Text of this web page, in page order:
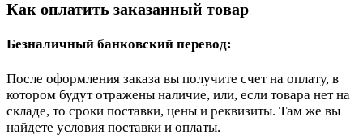
Как оплатить заказанный товар
Безналичный банковский перевод:
После оформления заказа вы получите счет на оплату, в
котором будут отражены наличие, или, если товара нет на
складе, то сроки поставки, цены и реквизиты. Там же вы
найдете условия поставки и оплаты.